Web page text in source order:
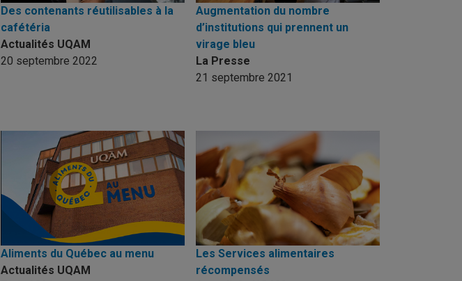
Des contenants réutilisables à la
cafétéria
Actualités UQAM
20 septembre 2022
Augmentation du nombre
d’institutions qui prennent un
virage bleu
La Presse
21 septembre 2021
Aliments du Québec au menu
Actualités UQAM
Les Services alimentaires
récompensés